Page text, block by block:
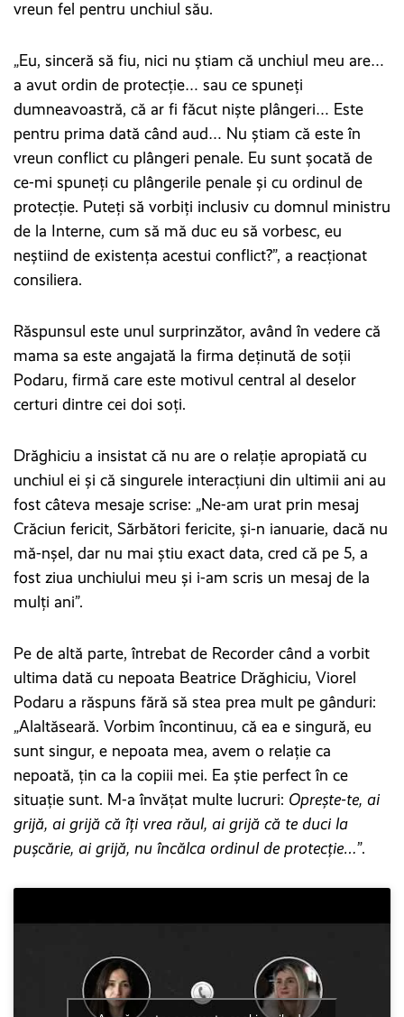
vreun fel pentru unchiul său.
„Eu, sinceră să fiu, nici nu știam că unchiul meu are…
a avut ordin de protecție… sau ce spuneți
dumneavoastră, că ar fi făcut niște plângeri… Este
pentru prima dată când aud… Nu știam că este în
vreun conflict cu plângeri penale. Eu sunt șocată de
ce-mi spuneți cu plângerile penale și cu ordinul de
protecție. Puteți să vorbiți inclusiv cu domnul ministru
de la Interne, cum să mă duc eu să vorbesc, eu
neștiind de existența acestui conflict?”, a reacționat
consiliera.
Răspunsul este unul surprinzător, având în vedere că
mama sa este angajată la firma deținută de soții
Podaru, firmă care este motivul central al deselor
certuri dintre cei doi soți.
Drăghiciu a insistat că nu are o relație apropiată cu
unchiul ei și că singurele interacțiuni din ultimii ani au
fost câteva mesaje scrise: „Ne-am urat prin mesaj
Crăciun fericit, Sărbători fericite, și-n ianuarie, dacă nu
mă-nșel, dar nu mai știu exact data, cred că pe 5, a
fost ziua unchiului meu și i-am scris un mesaj de la
mulți ani”.
Pe de altă parte, întrebat de Recorder când a vorbit
ultima dată cu nepoata Beatrice Drăghiciu, Viorel
Podaru a răspuns fără să stea prea mult pe gânduri:
„Alaltăseară. Vorbim încontinuu, că ea e singură, eu
sunt singur, e nepoata mea, avem o relație ca
nepoată, țin ca la copiii mei. Ea știe perfect în ce
situație sunt. M-a învățat multe lucruri: Oprește-te, ai
grijă, ai grijă că îți vrea răul, ai grijă că te duci la
pușcărie, ai grijă, nu încălca ordinul de protecție…”.